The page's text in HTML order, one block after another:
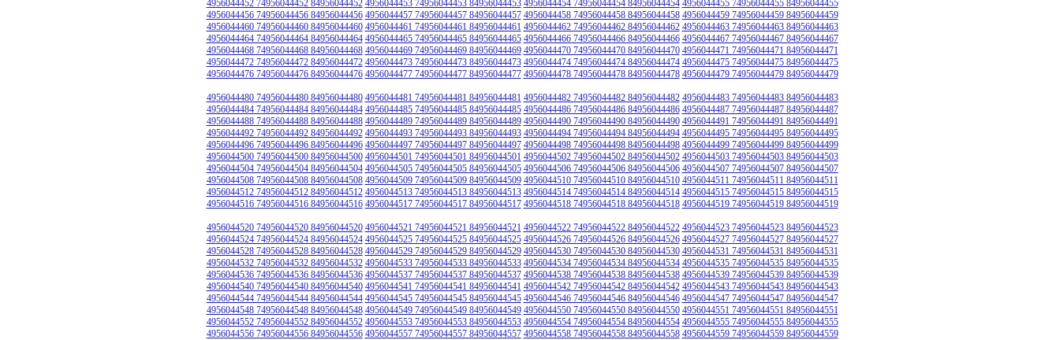
4956044452 74956044452 84956044452 4956044453 74956044453 84956044453 4956044454 74956044454 84956044454 4956044455 74956044455 84956044455
4956044456 74956044456 84956044456 4956044457 74956044457 84956044457 4956044458 74956044458 84956044458 4956044459 74956044459 84956044459
4956044460 74956044460 84956044460 4956044461 74956044461 84956044461 4956044462 74956044462 84956044462 4956044463 74956044463 84956044463
4956044464 74956044464 84956044464 4956044465 74956044465 84956044465 4956044466 74956044466 84956044466 4956044467 74956044467 84956044467
4956044468 74956044468 84956044468 4956044469 74956044469 84956044469 4956044470 74956044470 84956044470 4956044471 74956044471 84956044471
4956044472 74956044472 84956044472 4956044473 74956044473 84956044473 4956044474 74956044474 84956044474 4956044475 74956044475 84956044475
4956044476 74956044476 84956044476 4956044477 74956044477 84956044477 4956044478 74956044478 84956044478 4956044479 74956044479 84956044479
4956044480 74956044480 84956044480 4956044481 74956044481 84956044481 4956044482 74956044482 84956044482 4956044483 74956044483 84956044483
4956044484 74956044484 84956044484 4956044485 74956044485 84956044485 4956044486 74956044486 84956044486 4956044487 74956044487 84956044487
4956044488 74956044488 84956044488 4956044489 74956044489 84956044489 4956044490 74956044490 84956044490 4956044491 74956044491 84956044491
4956044492 74956044492 84956044492 4956044493 74956044493 84956044493 4956044494 74956044494 84956044494 4956044495 74956044495 84956044495
4956044496 74956044496 84956044496 4956044497 74956044497 84956044497 4956044498 74956044498 84956044498 4956044499 74956044499 84956044499
4956044500 74956044500 84956044500 4956044501 74956044501 84956044501 4956044502 74956044502 84956044502 4956044503 74956044503 84956044503
4956044504 74956044504 84956044504 4956044505 74956044505 84956044505 4956044506 74956044506 84956044506 4956044507 74956044507 84956044507
4956044508 74956044508 84956044508 4956044509 74956044509 84956044509 4956044510 74956044510 84956044510 4956044511 74956044511 84956044511
4956044512 74956044512 84956044512 4956044513 74956044513 84956044513 4956044514 74956044514 84956044514 4956044515 74956044515 84956044515
4956044516 74956044516 84956044516 4956044517 74956044517 84956044517 4956044518 74956044518 84956044518 4956044519 74956044519 84956044519
4956044520 74956044520 84956044520 4956044521 74956044521 84956044521 4956044522 74956044522 84956044522 4956044523 74956044523 84956044523
4956044524 74956044524 84956044524 4956044525 74956044525 84956044525 4956044526 74956044526 84956044526 4956044527 74956044527 84956044527
4956044528 74956044528 84956044528 4956044529 74956044529 84956044529 4956044530 74956044530 84956044530 4956044531 74956044531 84956044531
4956044532 74956044532 84956044532 4956044533 74956044533 84956044533 4956044534 74956044534 84956044534 4956044535 74956044535 84956044535
4956044536 74956044536 84956044536 4956044537 74956044537 84956044537 4956044538 74956044538 84956044538 4956044539 74956044539 84956044539
4956044540 74956044540 84956044540 4956044541 74956044541 84956044541 4956044542 74956044542 84956044542 4956044543 74956044543 84956044543
4956044544 74956044544 84956044544 4956044545 74956044545 84956044545 4956044546 74956044546 84956044546 4956044547 74956044547 84956044547
4956044548 74956044548 84956044548 4956044549 74956044549 84956044549 4956044550 74956044550 84956044550 4956044551 74956044551 84956044551
4956044552 74956044552 84956044552 4956044553 74956044553 84956044553 4956044554 74956044554 84956044554 4956044555 74956044555 84956044555
4956044556 74956044556 84956044556 4956044557 74956044557 84956044557 4956044558 74956044558 84956044558 4956044559 74956044559 84956044559